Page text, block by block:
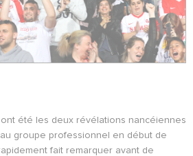
été les deux révélations nancéiennes
groupe professionnel en début de
fait remarquer avant de